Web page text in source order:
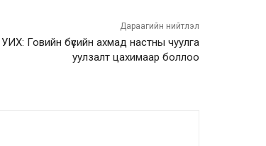
Дараагийн нийтлэл
УИХ: Говийн бүсийн ахмад настны чуулга
уулзалт цахимаар боллоо